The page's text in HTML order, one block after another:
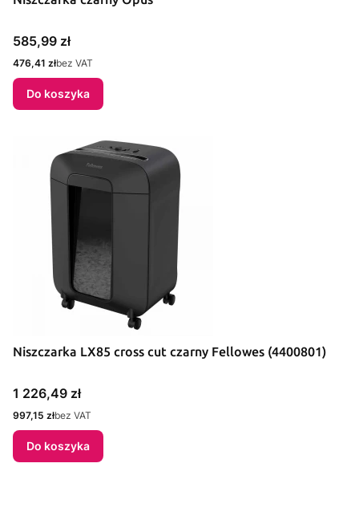
Cena
585,99 zł
Cena
476,41 złbez VAT
Do koszyka
Niszczarka LX85 cross cut czarny Fellowes (4400801)
Cena
1 226,49 zł
Cena
997,15 złbez VAT
Do koszyka